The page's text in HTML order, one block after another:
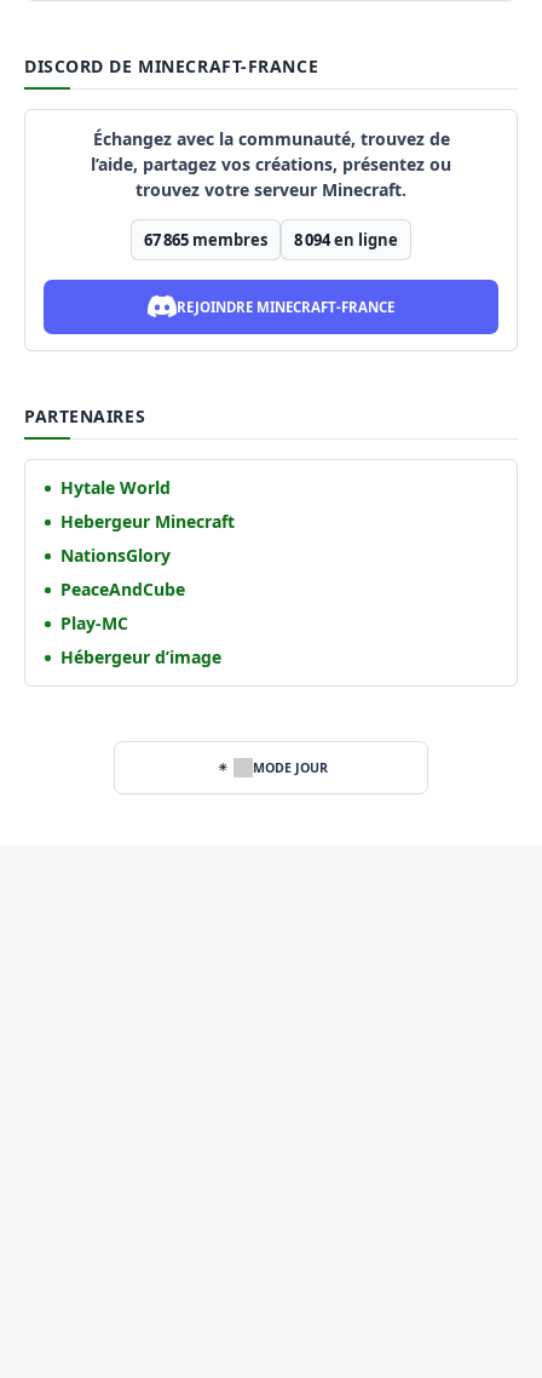
DISCORD DE MINECRAFT-FRANCE
Échangez avec la communauté, trouvez de
l’aide, partagez vos créations, présentez ou
trouvez votre serveur Minecraft.
67 865 membres 8 094en ligne
REJOINDRE MINECRAFT-FRANCE
PARTENAIRES
Hytale World
Hebergeur Minecraft
NationsGlory
PeaceAndCube
Play-MC
Hébergeur d’image
MODE JOUR